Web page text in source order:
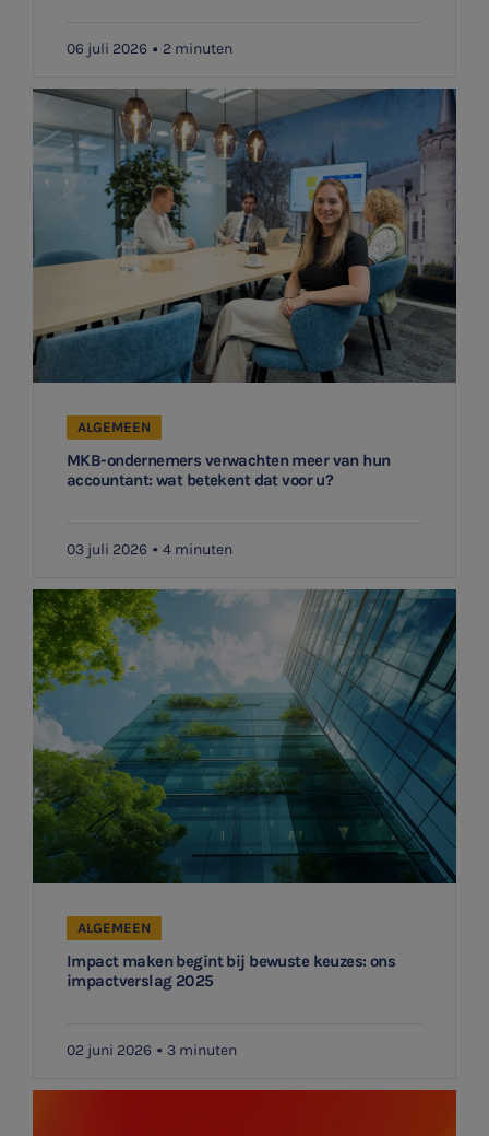
E-commerce
Ondernemer en privé
HR Advies
Vacatures
E-mailadres
Aanmelden
06 juli 2026 2 minuten
MKB-ondernemers verwachten meer van hun
accountant: wat betekent dat voor u?
ALGEMEEN
03 juli 2026 4 minuten
Impact maken begint bij bewuste keuzes: ons
impactverslag 2025
ALGEMEEN
02 juni 2026 3 minuten